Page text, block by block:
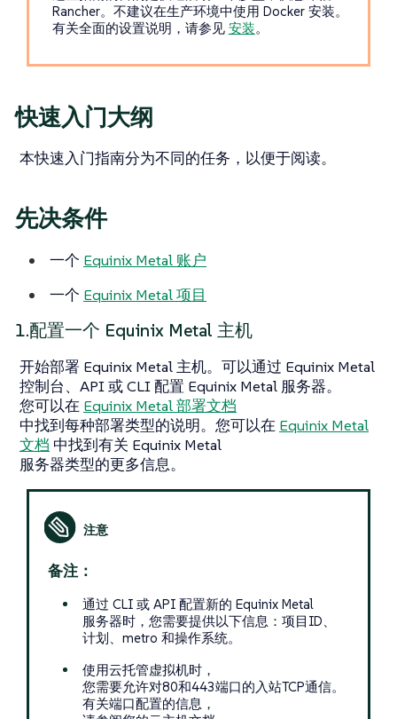
Rancher。不建议在生产环境中使用 Docker 安装。
有关全面的设置说明，请参见 安装。
快速入门大纲
本快速入门指南分为不同的任务，以便于阅读。
先决条件
一个 Equinix Metal 账户
一个 Equinix Metal 项目
1.配置一个 Equinix Metal 主机
开始部署 Equinix Metal 主机。可以通过 Equinix Metal
控制台、API 或 CLI 配置 Equinix Metal 服务器。
您可以在 Equinix Metal 部署文档
中找到每种部署类型的说明。您可以在 Equinix Metal
文档 中找到有关 Equinix Metal
服务器类型的更多信息。
备注：
通过 CLI 或 API 配置新的 Equinix Metal
服务器时，您需要提供以下信息：项目ID、
计划、metro 和操作系统。
使用云托管虚拟机时，
您需要允许对80和443端口的入站TCP通信。
有关端口配置的信息，